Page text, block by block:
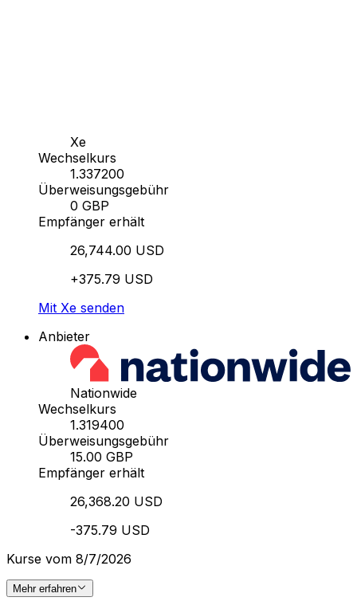
Xe
Wechselkurs
1.337200
Überweisungsgebühr
0 GBP
Empfänger erhält
26,744.00 USD
+375.79 USD
Mit Xe senden
Anbieter
Nationwide
Wechselkurs
1.319400
Überweisungsgebühr
15.00 GBP
Empfänger erhält
26,368.20 USD
-375.79 USD
Kurse vom 8/7/2026
Mehr erfahren